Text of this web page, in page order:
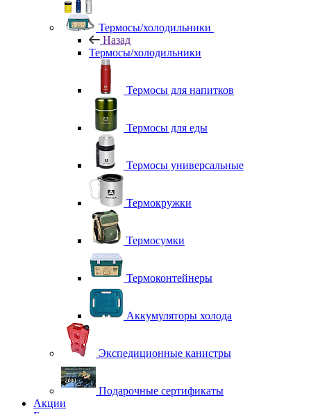
Термосы/холодильники
Назад
Термосы/холодильники
Термосы для напитков
Термосы для еды
Термосы универсальные
Термокружки
Термосумки
Термоконтейнеры
Аккумуляторы холода
Экспедиционные канистры
Подарочные сертификаты
Акции